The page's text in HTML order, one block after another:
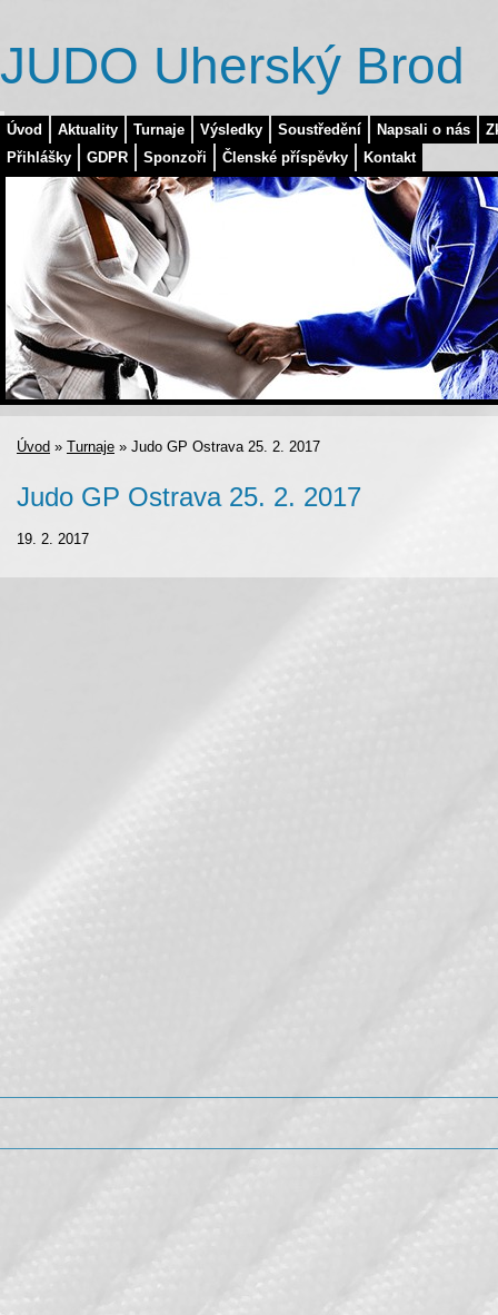
Úvod Aktuality Turnaje Výsledky Soustředění Napsali o nás
Přihlášky
GDPR Sponzoři Členské příspěvky Kontakt
JUDO Uherský Brod
Úvod » Turnaje » Judo GP Ostrava 25. 2. 2017
Judo GP Ostrava 25. 2. 2017
19. 2. 2017